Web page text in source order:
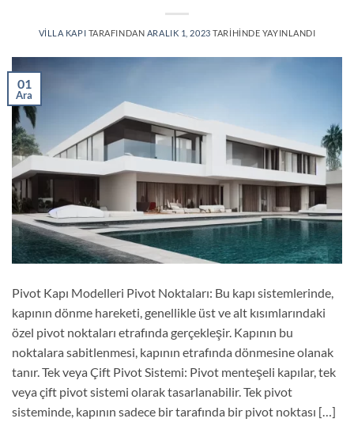
VILLA KAPI TARAFINDAN ARALIK 1, 2023 TARIHINDE YAYINLANDI
01
Ara
Pivot Kapı Modelleri Pivot Noktaları: Bu kapı sistemlerinde,
kapının dönme hareketi, genellikle üst ve alt kısımlarındaki
özel pivot noktaları etrafında gerçekleşir. Kapının bu
noktalara sabitlenmesi, kapının etrafında dönmesine olanak
tanır. Tek veya Çift Pivot Sistemi: Pivot menteşeli kapılar, tek
veya çift pivot sistemi olarak tasarlanabilir. Tek pivot
sisteminde, kapının sadece bir tarafında bir pivot noktası […]